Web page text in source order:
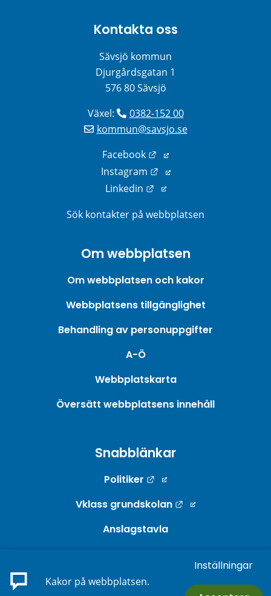
Kontakta oss
Sävsjö kommun
Djurgårdsgatan 1
576 80 Sävsjö
Växel:
0382-152 00
kommun@savsjo.se
Facebook
Länk till annan
Instagram
Länk till annan
Linkedin
Länk till annan webbplats.
Sök kontakter på webbplatsen
Om webbplatsen
Om webbplatsen och kakor
Webbplatsens tillgänglighet
Behandling av personuppgifter
A-Ö
Webbplatskarta
Översätt webbplatsens innehåll
Snabblänkar
Politiker
Länk till annan
Vklass grundskolan
Länk till annan
Anslagstavla
E-tjänster
Kakor på webbplatsen.
Inställningar